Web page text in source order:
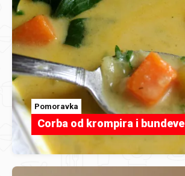
Pomoravka
Corba od krompira i bundeve